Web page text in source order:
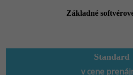
Základné
Standard
v cene